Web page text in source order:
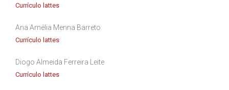
Currículo lattes
Ana Amélia Menna Barreto
Currículo lattes
Diogo Almeida Ferreira Leite
Currículo lattes